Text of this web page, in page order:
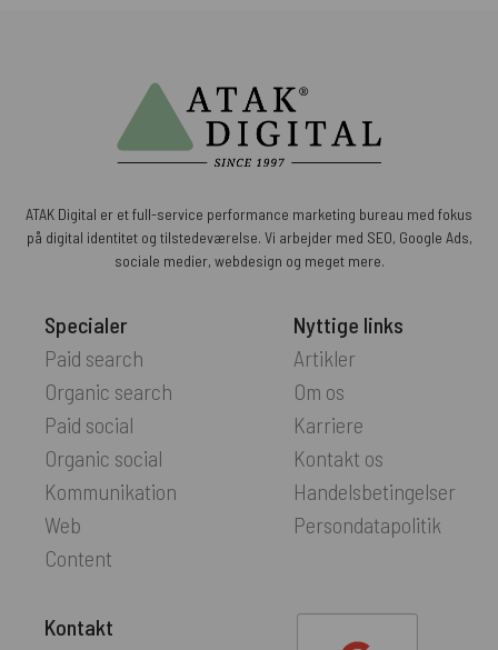
ATAK Digital er et full-service performance marketing bureau med fokus
på digital identitet og tilstedeværelse. Vi arbejder med SEO, Google Ads,
sociale medier, webdesign og meget mere.
Kontakt
Specialer
Paid search
Organic search
Paid social
Organic social
Kommunikation
Web
Content
Nyttige links
Artikler
Om os
Karriere
Kontakt os
Handelsbetingelser
Persondatapolitik